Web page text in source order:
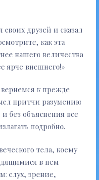
друзей и сказал
как эта
нашего величества
ярче внешнего!»
к прежде
притчи разумению
без объяснения все
подробно.
тела, коему
в нем
слух, зрение,